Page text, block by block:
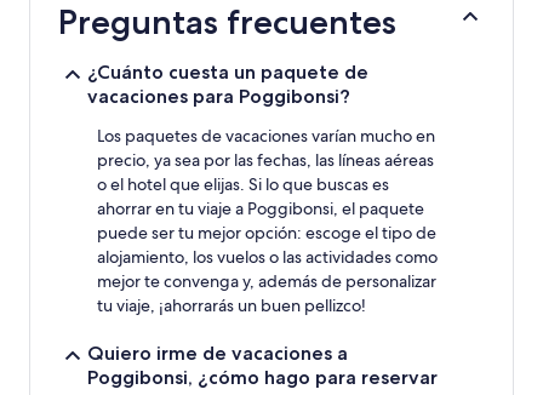
estadía
disponibilidad
sujetos
Preguntas frecuentes
¿Cuánto cuesta un paquete de
vacaciones para Poggibonsi?
Los paquetes de vacaciones varían mucho en
precio, ya sea por las fechas, las líneas aéreas
o el hotel que elijas. Si lo que buscas es
ahorrar en tu viaje a Poggibonsi, el paquete
puede ser tu mejor opción: escoge el tipo de
alojamiento, los vuelos o las actividades como
mejor te convenga y, además de personalizar
tu viaje, ¡ahorrarás un buen pellizco!
Quiero irme de vacaciones a
Poggibonsi, ¿cómo hago para reservar